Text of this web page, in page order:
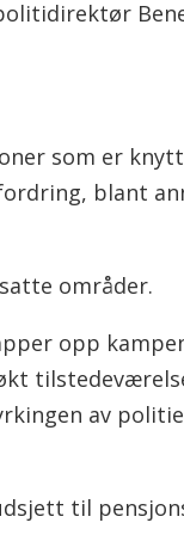
som er
blant
områder.
opp
av
til